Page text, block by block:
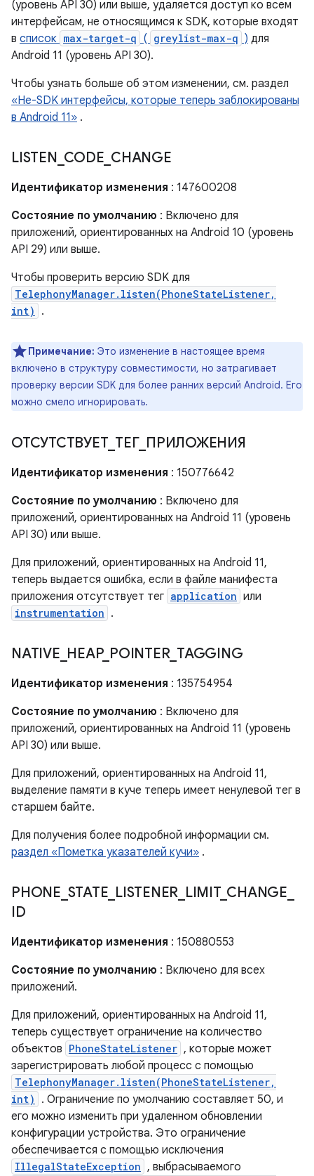
(уровень API 30) или выше, удаляется доступ ко всем
интерфейсам, не относящимся к SDK, которые входят
в список max-target-q ( greylist-max-q ) для
Android 11 (уровень API 30).
Чтобы узнать больше об этом изменении, см. раздел
«Не-SDK интерфейсы, которые теперь заблокированы
в Android 11» .
LISTEN CODE CHANGE
Идентификатор изменения : 147600208
Состояние по умолчанию : Включено для
приложений, ориентированных на Android 10 (уровень
API 29) или выше.
Чтобы проверить версию SDK для
TelephonyManager.listen(PhoneStateListener,
int)
.
Примечание: Это изменение в настоящее время
включено в структуру совместимости, но затрагивает
проверку версии SDK для более ранних версий Android. Его
можно смело игнорировать.
ОТСУТСТВУЕТ ТЕГ_ ПРИЛОЖЕНИЯ
Идентификатор изменения : 150776642
Состояние по умолчанию : Включено для
приложений, ориентированных на Android 11 (уровень
API 30) или выше.
Для приложений, ориентированных на Android 11,
теперь выдается ошибка, если в файле манифеста
приложения отсутствует тег application или
instrumentation .
NATIVE HEAP_ POINTER_ TAGGING
Идентификатор изменения : 135754954
Состояние по умолчанию : Включено для
приложений, ориентированных на Android 11 (уровень
API 30) или выше.
Для приложений, ориентированных на Android 11,
выделение памяти в куче теперь имеет ненулевой тег в
старшем байте.
Для получения более подробной информации см.
раздел «Пометка указателей кучи» .
PHONE STATE LISTENER LIMIT_ CHANGE
ID
Идентификатор изменения : 150880553
Состояние по умолчанию : Включено для всех
приложений.
Для приложений, ориентированных на Android 11,
теперь существует ограничение на количество
объектов PhoneStateListener , которые может
зарегистрировать любой процесс с помощью
TelephonyManager.listen(PhoneStateListener,
int)
. Ограничение по умолчанию составляет 50, и
его можно изменить при удаленном обновлении
конфигурации устройства. Это ограничение
обеспечивается с помощью исключения
IllegalStateException , выбрасываемого